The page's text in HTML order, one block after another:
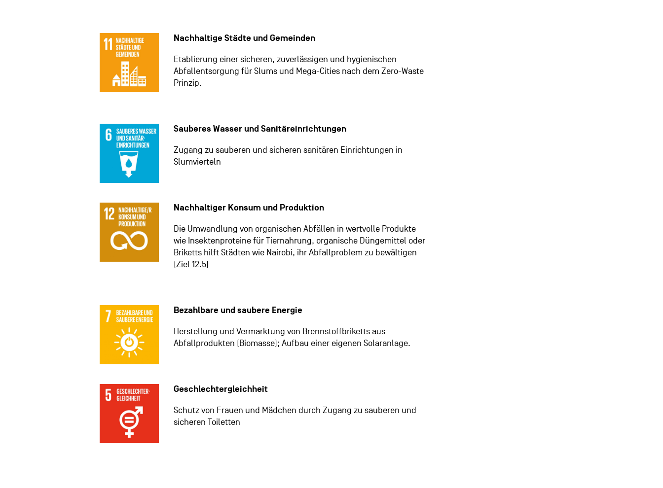
Nachhaltige Städte und Gemeinden
Etablierung einer sicheren, zuverlässigen und hygienischen
Abfallentsorgung für Slums und Mega-Cities nach dem Zero-Waste
Prinzip.
Sauberes Wasser und Sanitäreinrichtungen
Zugang zu sauberen und sicheren sanitären Einrichtungen in
Slumvierteln
Nachhaltiger Konsum und Produktion
Die Umwandlung von organischen Abfällen in wertvolle Produkte
wie Insektenproteine für Tiernahrung, organische Düngemittel oder
Briketts hilft Städten wie Nairobi, ihr Abfallproblem zu bewältigen
(Ziel 12.5)
Bezahlbare und saubere Energie
Herstellung und Vermarktung von Brennstoffbriketts aus
Abfallprodukten (Biomasse); Aufbau einer eigenen Solaranlage.
Geschlechtergleichheit
Schutz von Frauen und Mädchen durch Zugang zu sauberen und
sicheren Toiletten